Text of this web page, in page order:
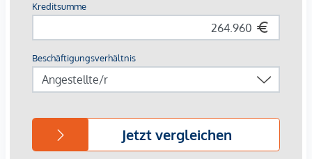
Außenliegender, elektrischer Sonnenschutz
Fußbodenheizung mittels Fernwärme
Photovoltaikanlage am Dach
Digitale Gegensprechanlage und
schwarzes Brett über Handyapp
HIGHLIGHTS